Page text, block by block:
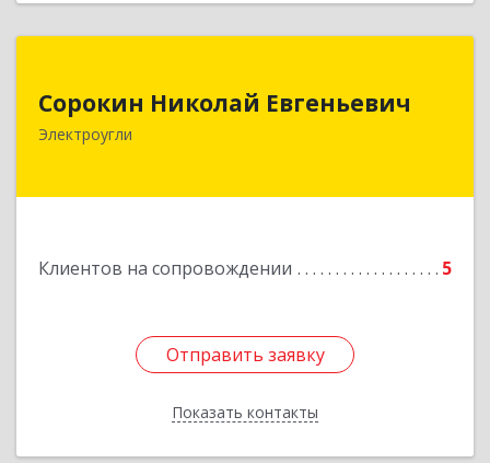
Сорокин Николай Евгеньевич
Электроугли
Клиентов на сопровождении 5
Отправить заявку
Показать контакты
Отправить заявку
Назад